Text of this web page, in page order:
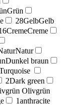
Grün
28GelbGelb
CremeCreme
Natur
Dunkel braun
2Dark green
Olivgrün
1anthracite